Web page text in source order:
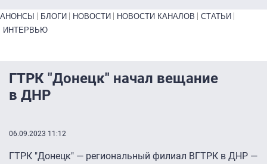
Primary links bottom
АНОНСЫ БЛОГИ НОВОСТИ НОВОСТИ КАНАЛОВ
СТАТЬИ
ИНТЕРВЬЮ
ГТРК "Донецк" начал вещание
в ДНР
06.09.2023 11:12
ГТРК "Донецк" — региональный филиал ВГТРК в ДНР —